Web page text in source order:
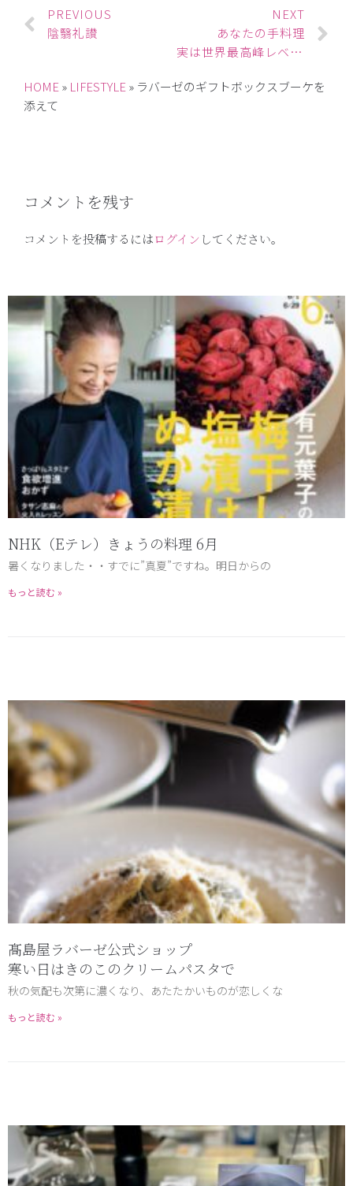
PREVIOUS
陰翳礼讃
NEXT
あなたの手料理
実は世界最高峰レベルです
HOME » LIFESTYLE » ラバーゼのギフトボックスブーケを
添えて
コメントを残す
コメントを投稿するにはログイン してください。
NHK（Eテレ）きょうの料理 6月
暑くなりました・・すでに”真夏”ですね。明日からの
もっと読む »
髙島屋ラバーゼ公式ショップ
寒い日はきのこのクリームパスタで
秋の気配も次第に濃くなり、あたたかいものが恋しくな
もっと読む »